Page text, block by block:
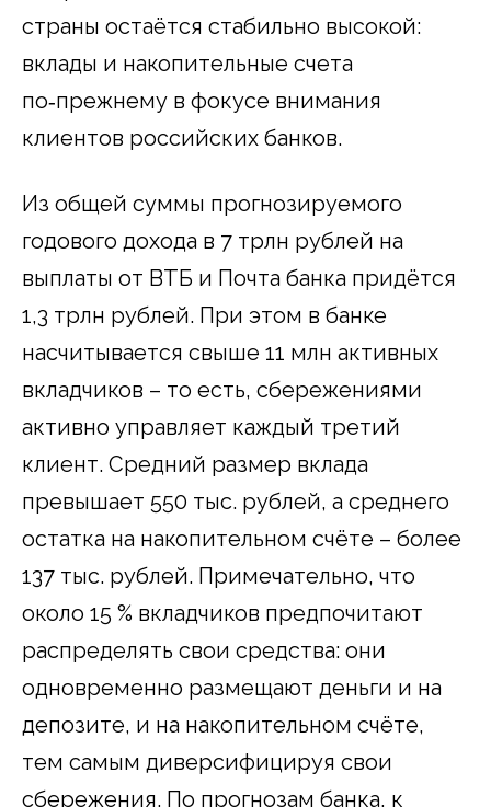
страны остаётся стабильно высокой:
вклады и накопительные счета
по‑прежнему в фокусе внимания
клиентов российских банков.
Из общей суммы прогнозируемого
годового дохода в 7 трлн рублей на
выплаты от ВТБ и Почта банка придётся
1,3 трлн рублей. При этом в банке
насчитывается свыше 11 млн активных
вкладчиков – то есть, сбережениями
активно управляет каждый третий
клиент. Средний размер вклада
превышает 550 тыс. рублей, а среднего
остатка на накопительном счёте – более
137 тыс. рублей. Примечательно, что
около 15 % вкладчиков предпочитают
распределять свои средства: они
одновременно размещают деньги и на
депозите, и на накопительном счёте,
тем самым диверсифицируя свои
сбережения. По прогнозам банка, к